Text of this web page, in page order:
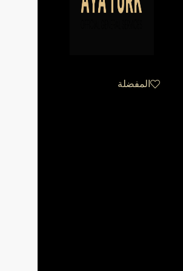
المفضلة